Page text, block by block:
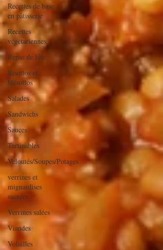
Recettes de base
en pâtisserie
Recettes
végétariennes
Repas de fête
Risottos et
blésottos
Salades
Sandwichs
Sauces
Tartinables
Veloutés/Soupes/Potages
verrines et
mignardises
sucrées
Verrines salées
Viandes
Volailles